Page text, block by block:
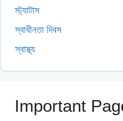
স্ট্যাটাস
স্বাধীনতা দিবস
স্বাস্থ্য
Important